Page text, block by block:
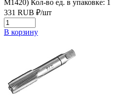
M1420) Кол-во ед. в упаковке: 1
331 RUB ₽/шт
В корзину